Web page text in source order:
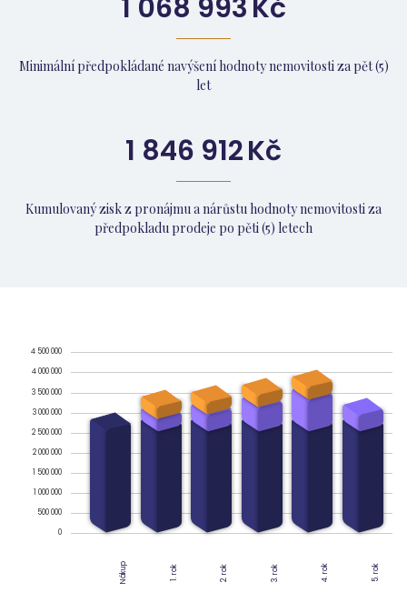
1 068 993Kč
Minimální předpokládané navýšení hodnoty nemovitosti za pět (5)
let
1 846 912Kč
Kumulovaný zisk z pronájmu a nárůstu hodnoty nemovitosti za
předpokladu prodeje po pěti (5) letech
0
500 000
1 000 000
1 500 000
2 000 000
2 500 000
3 000 000
3 500 000
4 000 000
4 500 000
Nákup 1. rok 2. rok 3. rok 4. rok 5. rok